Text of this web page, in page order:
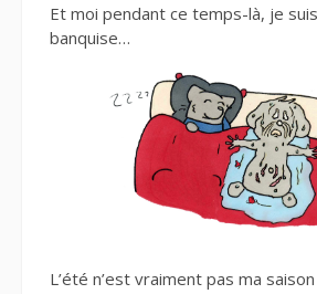
Et moi pendant ce temps-là, je
banquise…
L’été n’est vraiment pas ma